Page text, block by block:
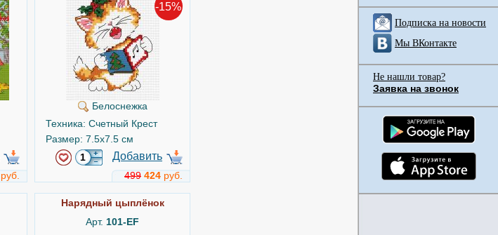
руб.
-15%
Белоснежка
Техника: Счетный Крест
Размер: 7.5x7.5 см
Добавить
499 424 руб.
Нарядный цыплёнок
Арт. 101-EF
Подписка на новости
Мы ВКонтакте
Не нашли товар?
Заявка на звонок